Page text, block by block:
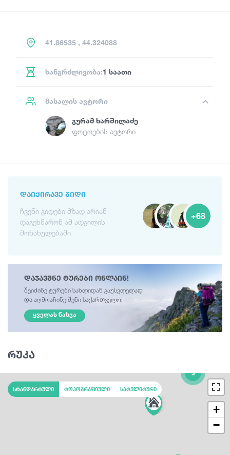
41.86535 , 44.324088
ხანგრძლივობა:1 საათი
მასალის ავტორი
Გურამ Ხარშილაძე
ფოტოების ავტორი
ᲓᲐᲘᲥᲘᲠᲐᲕᲔ ᲒᲘᲓᲘ
ჩვენი გიდები მზად არიან
დაგეხმარონ ამ ადგილის
მონახულებაში
+68
დაჯავშნე ტურები ონლაინ!
შეიძინე ტურები სახლიდან გაუსვლელად
და აღმოაჩინე შენი საქართველო!
ᲧᲕᲔᲚᲐᲡ ᲜᲐᲮᲕᲐ
რუკა
3
+
−
სტანდარტული ტოპოგრაფიული სატელიტური